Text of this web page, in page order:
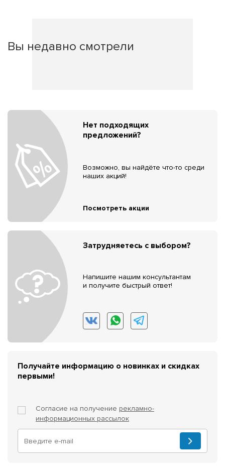
Вы недавно смотрели
Нет подходящих
предложений?
Возможно, вы найдёте что-то среди
наших акций!
Посмотреть акции
Затрудняетесь с выбором?
Напишите нашим консультантам
и получите быстрый ответ!
Получайте информацию о новинках и скидках
первыми!
Согласие на получение рекламно-
информационных рассылок